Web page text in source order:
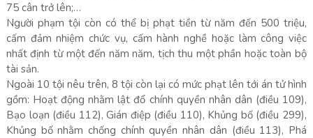
75 cân trở lên;…
Người phạm tội còn có thể bị phạt tiền từ năm đến 500 triệu,
cấm đảm nhiệm chức vụ, cấm hành nghề hoặc làm công việc
nhất định từ một đến năm năm, tịch thu một phần hoặc toàn bộ
tài sản.
Ngoài 10 tội nêu trên, 8 tội còn lại có mức phạt lên tới án tử hình
gồm: Hoạt động nhằm lật đổ chính quyền nhân dân (điều 109),
Bạo loạn (điều 112), Gián điệp (điều 110), Khủng bố (điều 299),
Khủng bố nhằm chống chính quyền nhân dân (điều 113), Phá